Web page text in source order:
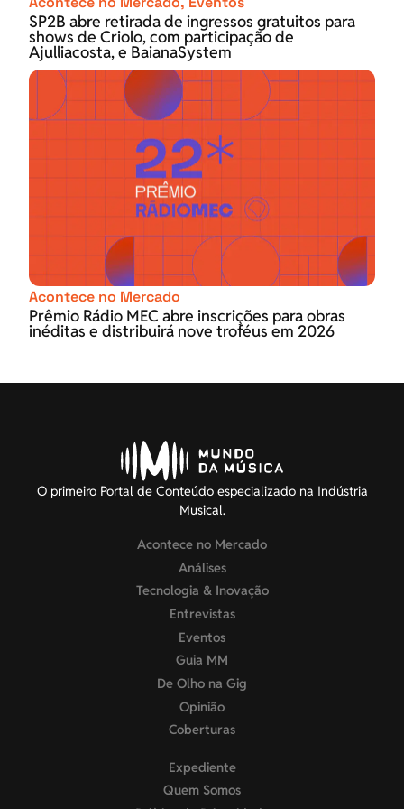
SP2B abre retirada de ingressos gratuitos para
shows de Criolo, com participação de
Ajulliacosta, e BaianaSystem
Acontece no Mercado
Prêmio Rádio MEC abre inscrições para obras
inéditas e distribuirá nove troféus em 2026
O primeiro Portal de Conteúdo especializado na Indústria
Musical.
Acontece no Mercado
Análises
Tecnologia & Inovação
Entrevistas
Eventos
Guia MM
De Olho na Gig
Opinião
Coberturas
Expediente
Quem Somos